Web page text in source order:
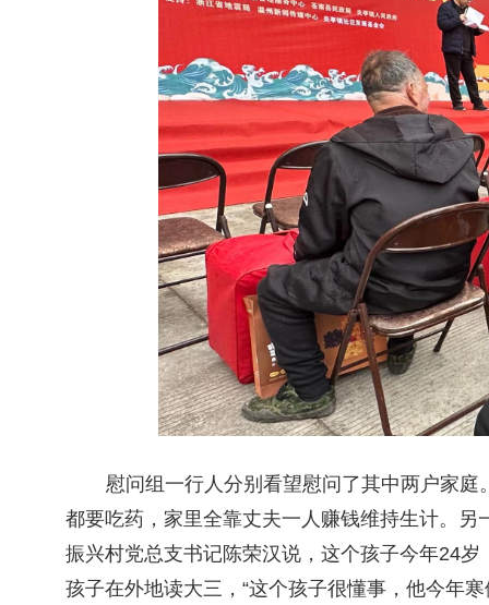
慰问组一行人分别看望慰问了其中两户家
都要吃药，家里全靠丈夫一人赚钱维持生计。
振兴村党总支书记陈荣汉说，这个孩子今年24岁
孩子在外地读大三， “这个孩子很懂事，他今年